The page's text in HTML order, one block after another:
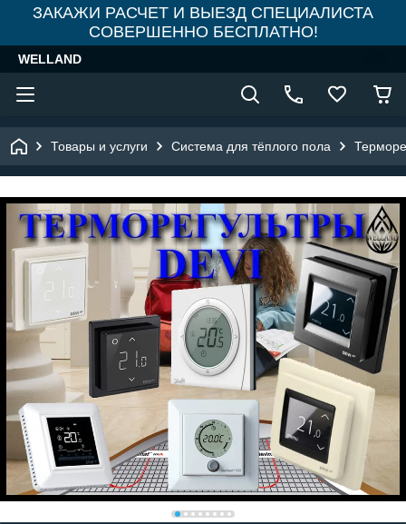
ЗАКАЖИ РАСЧЕТ И ВЫЕЗД СПЕЦИАЛИСТА
СОВЕРШЕННО БЕСПЛАТНО!
WELLAND
Товары и услуги Система для тёплого пола